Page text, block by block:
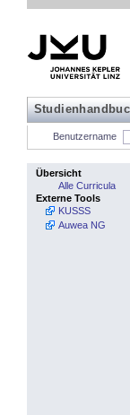
Benutzername
Übersicht
Alle Curricula
Externe Tools
KUSSS
Auwea NG